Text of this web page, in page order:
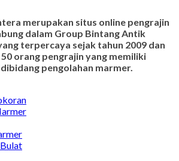
merupakan situs online pengrajin
dalam Group Bintang Antik
terpercaya sejak tahun 2009 dan
orang pengrajin yang memiliki
pengolahan marmer.